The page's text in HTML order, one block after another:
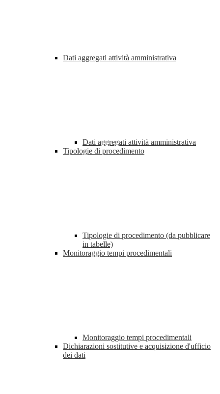
Dati aggregati attività amministrativa
Dati aggregati attività amministrativa
Tipologie di procedimento
Tipologie di procedimento (da pubblicare
in tabelle)
Monitoraggio tempi procedimentali
Monitoraggio tempi procedimentali
Dichiarazioni sostitutive e acquisizione d'ufficio
dei dati